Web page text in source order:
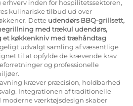
inden for hospilitetssektoren,
kulinariske tilbud ud over
Dette udendørs BBQ-grillsett,
med trækul udendørs,
køkkenkniv med træhåndtag
udvalgt samling af væsentlige
til at opfylde de krævende krav
og professionelle
kræver præcision, holdbarhed
Integrationen af traditionelle
værktøjsdesign skaber